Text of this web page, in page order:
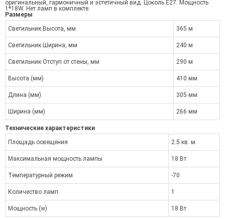
оригинальный, гармоничный и эстетичный вид. Цоколь E27. Мощность
1*18W. Нет ламп в комплекте.
Размеры
Светильник Высота, мм
365 м
Светильник Ширина, мм 240 м
Светильник Отступ от стены, мм 290 м
Высота (мм) 410 мм
Длина (мм) 305 мм
Ширина (мм) 266 мм
Технические характеристики
Площадь освещения
2.5 кв. м.
Максимальная мощность лампы 18 Вт
Температурный режим -70
Количество ламп 1
Мощность (w) 18 Вт